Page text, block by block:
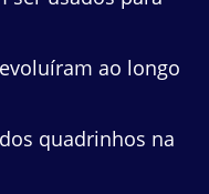
ao longo
quadrinhos na